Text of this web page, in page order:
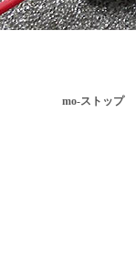
mo-ストップ